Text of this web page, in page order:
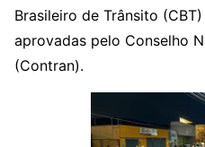
Brasileiro de Trânsito
aprovadas pelo Conselho
(Contran).